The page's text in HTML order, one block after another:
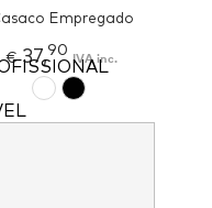
Empregado
€37,90 IVA inc.